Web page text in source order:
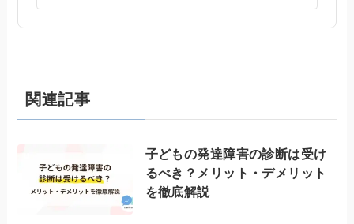
関連記事
子どもの発達障害の診断は受け
るべき？メリット・デメリット
を徹底解説